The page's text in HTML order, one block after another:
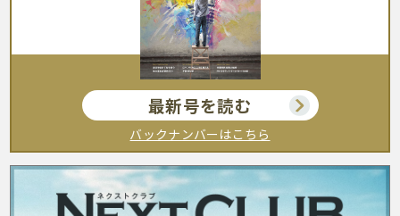
最新号を読む
バックナンバーはこちら